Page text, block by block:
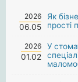
2026
06.05
Як
прості
2026
01.02
У